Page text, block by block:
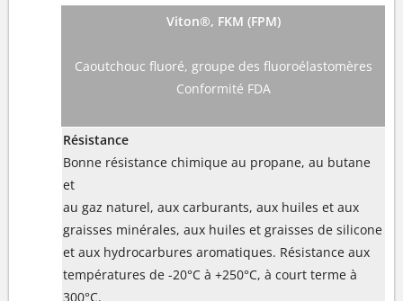
Viton®, FKM (FPM)
Caoutchouc fluoré, groupe des fluoroélastomères
Conformité FDA
Résistance
Bonne résistance chimique au propane, au butane
et
au gaz naturel, aux carburants, aux huiles et aux
graisses minérales, aux huiles et graisses de silicone
et aux hydrocarbures aromatiques. Résistance aux
températures de -20°C à +250°C, à court terme à
300°C.